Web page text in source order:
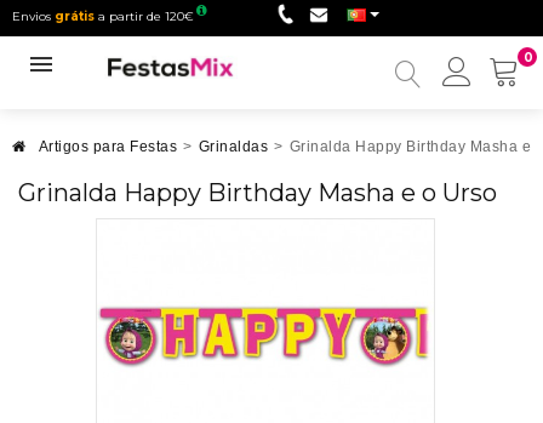
Envios grátis a partir de 120€
0
Minha
Artigos para Festas > Grinaldas > Grinalda Happy Birthday Masha e
Grinalda Happy Birthday Masha e o Urso